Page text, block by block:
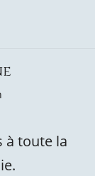
à toute la